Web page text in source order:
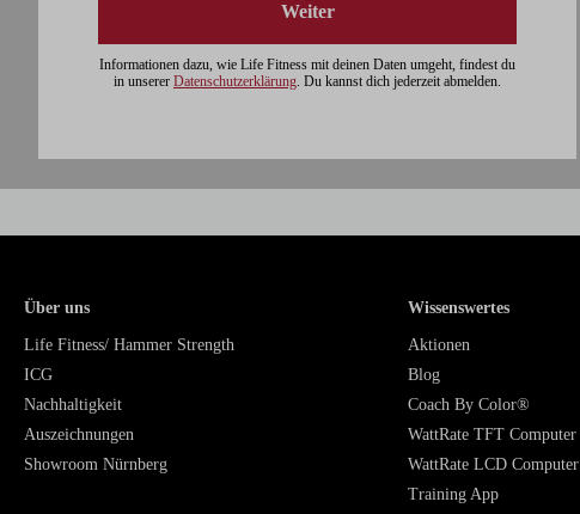
Weiter
Informationen dazu, wie Life Fitness mit deinen Daten umgeht, findest du
in unserer Datenschutzerklärung. Du kannst dich jederzeit abmelden.
Über uns
Life Fitness/ Hammer Strength
ICG
Nachhaltigkeit
Auszeichnungen
Showroom Nürnberg
Wissenswertes
Aktionen
Blog
Coach By Color®
WattRate TFT Computer
WattRate LCD Computer
Training App